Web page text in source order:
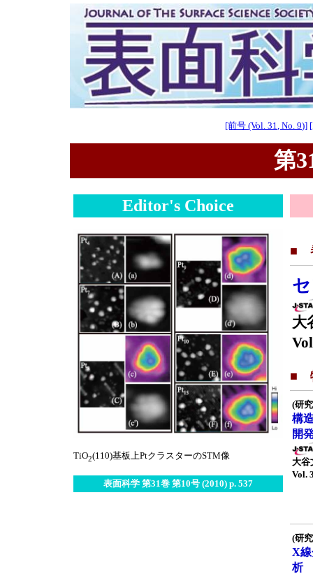
[前号 (Vol. 31, No. 9)]
第
Editor's Choice
TiO2(110)基板上PtクラスターのSTM像
表面科学 第31巻 第10号 (2010) p. 537
■
大
■
(研
構
開
大谷
Vol.
(研
X線
析